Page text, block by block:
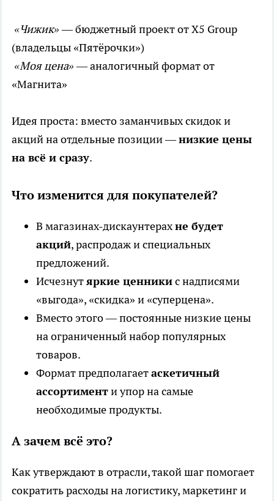
«Чижик»— бюджетный проект от X5 Group
(владельцы «Пятёрочки»)
«Моя цена»— аналогичный формат от
«Магнита»
Идея проста: вместо заманчивых скидок и
акций на отдельные позиции —низкие цены
на всё и сразу.
Что изменится для покупателей?
В магазинах-дискаунтерахне будет
акций, распродаж и специальных
предложений.
Исчезнутяркие ценникис надписями
«выгода», «скидка» и «суперцена».
Вместо этого — постоянные низкие цены
на ограниченный набор популярных
товаров.
Формат предполагаетаскетичный
ассортименти упор на самые
необходимые продукты.
А зачем всё это?
Как утверждают в отрасли, такой шаг помогает
сократить расходы на логистику, маркетинг и